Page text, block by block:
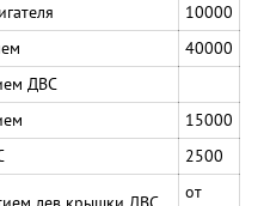
10000
40000
ДВС
15000
2500
от